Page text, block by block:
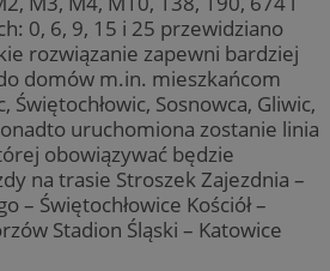
0, 6, 9, 15 i 25 przewidziano
rozwiązanie zapewni bardziej
domów m.in. mieszkańcom
Świętochłowic, Sosnowca, Gliwic,
uruchomiona zostanie linia
obowiązywać będzie
na trasie Stroszek Zajezdnia –
– Świętochłowice Kościół –
Stadion Śląski – Katowice